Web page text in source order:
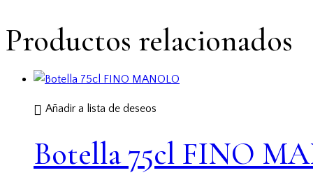
Productos relacionados
Añadir a lista de deseos
Botella 75cl FINO